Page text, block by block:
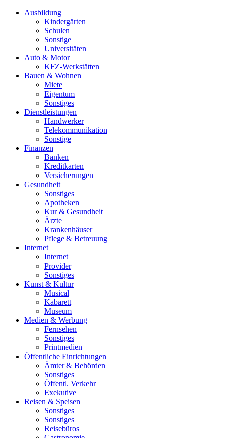
Ausbildung
Kindergärten
Schulen
Sonstige
Universitäten
Auto & Motor
KFZ-Werkstätten
Bauen & Wohnen
Miete
Eigentum
Sonstiges
Dienstleistungen
Handwerker
Telekommunikation
Sonstige
Finanzen
Banken
Kreditkarten
Versicherungen
Gesundheit
Sonstiges
Apotheken
Kur & Gesundheit
Ärzte
Krankenhäuser
Pflege & Betreuung
Internet
Internet
Provider
Sonstiges
Kunst & Kultur
Musical
Kabarett
Museum
Medien & Werbung
Fernsehen
Sonstiges
Printmedien
Öffentliche Einrichtungen
Ämter & Behörden
Sonstiges
Öffentl. Verkehr
Exekutive
Reisen & Speisen
Sonstiges
Sonstiges
Reisebüros